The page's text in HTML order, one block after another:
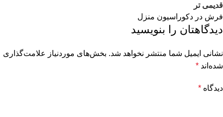
قدیمی تر
فرش در دکوراسیون منزل
دیدگاهتان را بنویسید
نشانی ایمیل شما منتشر نخواهد شد. بخش‌های موردنیاز علامت‌گذاری
شده‌اند *
دیدگاه *